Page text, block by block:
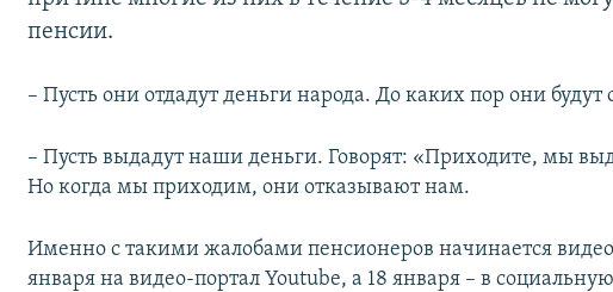
пенсии.
– Пусть они отдадут деньги народа. До каких пор они будут
– Пусть выдадут наши деньги. Говорят: «Приходите, мы
Но когда мы приходим, они отказывают нам.
Именно с такими жалобами пенсионеров начинается
января на видео-портал Youtube, а 18 января – в